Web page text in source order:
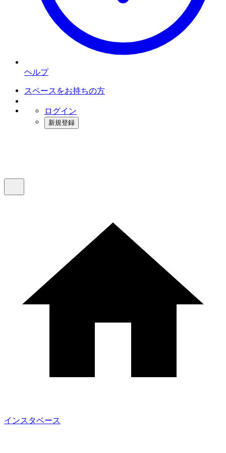
ヘルプ
スペースをお持ちの方
ログイン
新規登録
インスタベース